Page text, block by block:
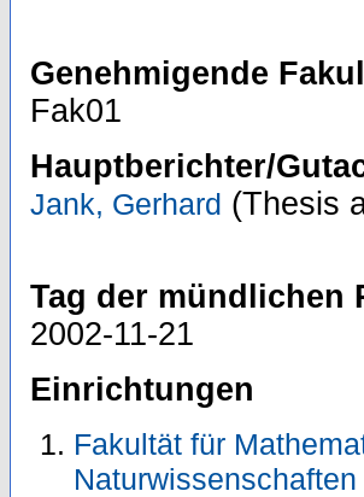
Genehmigende
Fak01
Hauptberichter/
Jank, Gerhard (Thesis
Tag der mündlichen
2002-11-21
Einrichtungen
Fakultät für